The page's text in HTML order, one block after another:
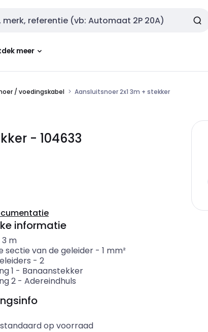
meer
/ voedingskabel Aansluitsnoer 2x1 3m + stekker
- 104633
informatie
3 m
sectie van de geleider- 1 mm²
- 2
1 - Banaanstekker
2- Adereindhuls
op voorraad